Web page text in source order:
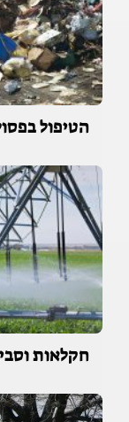
הטיפול
חקלאות